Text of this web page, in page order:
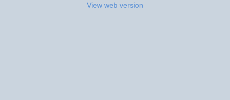
View web version